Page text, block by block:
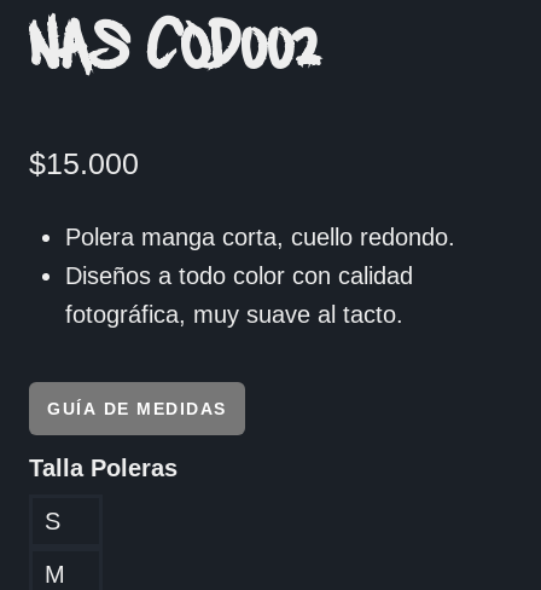
NAS COD002
$15.000
Polera manga corta, cuello redondo.
Diseños a todo color con calidad
fotográfica, muy suave al tacto.
GUÍA DE MEDIDAS
Talla Poleras
S
M